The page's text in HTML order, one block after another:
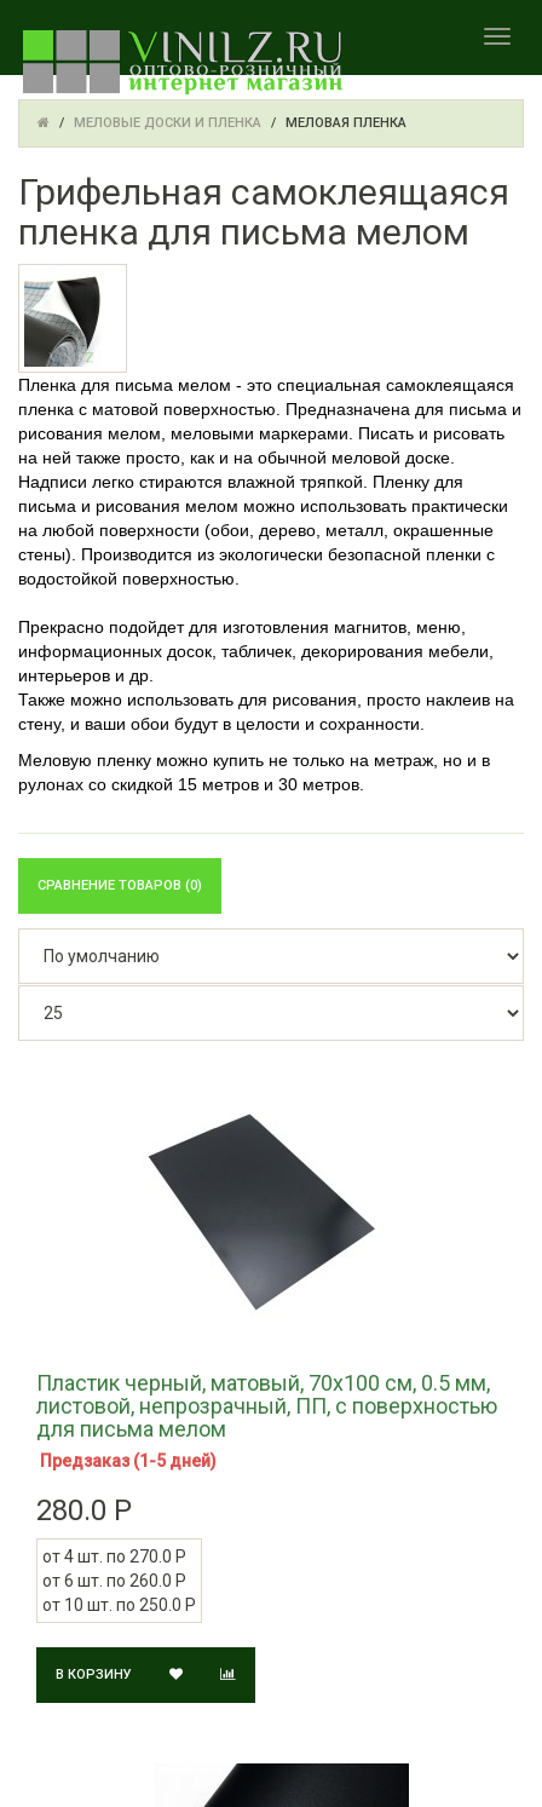
МЕЛОВЫЕ ДОСКИ И ПЛЕНКА МЕЛОВАЯ ПЛЕНКА
Грифельная самоклеящаяся
пленка для письма мелом
Пленка для письма мелом - это специальная самоклеящаяся
пленка с матовой поверхностью. Предназначена для письма и
рисования мелом, меловыми маркерами. Писать и рисовать
на ней также просто, как и на обычной меловой доске.
Надписи легко стираются влажной тряпкой. Пленку для
письма и рисования мелом можно использовать практически
на любой поверхности (обои, дерево, металл, окрашенные
стены). Производится из экологически безопасной пленки с
водостойкой поверхностью.
Прекрасно подойдет для изготовления магнитов, меню,
информационных досок, табличек, декорирования мебели,
интерьеров и др.
Также можно использовать для рисования, просто наклеив на
стену, и ваши обои будут в целости и сохранности.
Меловую пленку можно купить не только на метраж, но и в
рулонах со скидкой 15 метров и 30 метров.
СРАВНЕНИЕ ТОВАРОВ (0)
Пластик черный, матовый, 70х100 см, 0.5 мм,
листовой, непрозрачный, ПП, с поверхностью
для письма мелом
Предзаказ (1-5 дней)
280.0 Р
от 4 шт. по 270.0 Р
от 6 шт. по 260.0 Р
от 10 шт. по 250.0 Р
В КОРЗИНУ